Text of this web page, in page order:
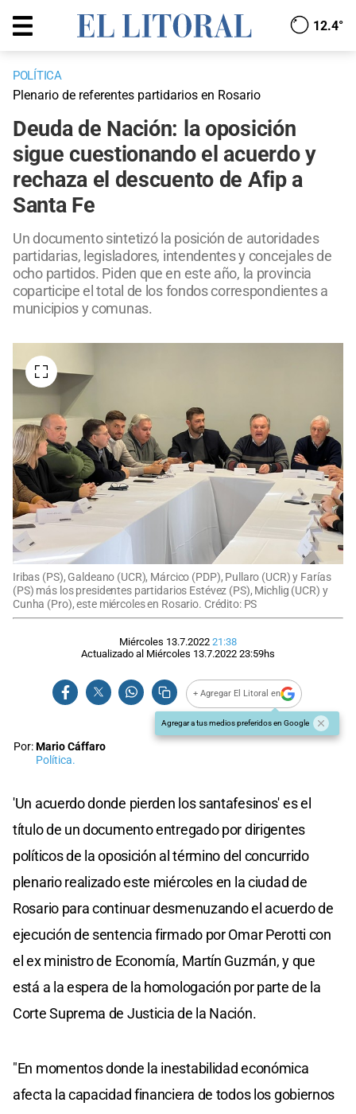
12.4°
POLÍTICA
Plenario de referentes partidarios en Rosario
Deuda de Nación: la oposición
sigue cuestionando el acuerdo y
rechaza el descuento de Afip a
Santa Fe
Un documento sintetizó la posición de autoridades
partidarias, legisladores, intendentes y concejales de
ocho partidos. Piden que en este año, la provincia
coparticipe el total de los fondos correspondientes a
municipios y comunas.
Iribas (PS), Galdeano (UCR), Márcico (PDP), Pullaro (UCR) y Farías
(PS) más los presidentes partidarios Estévez (PS), Michlig (UCR) y
Cunha (Pro), este miércoles en Rosario. Crédito: PS
Miércoles 13.7.2022 21:38
Actualizado al Miércoles 13.7.2022 23:59hs
+ Agregar El Litoral en
Agregar a tus medios preferidos en Google
Por:Mario Cáffaro
Política.
'Un acuerdo donde pierden los santafesinos' es el
título de un documento entregado por dirigentes
políticos de la oposición al término del concurrido
plenario realizado este miércoles en la ciudad de
Rosario para continuar desmenuzando el acuerdo de
ejecución de sentencia firmado por Omar Perotti con
el ex ministro de Economía, Martín Guzmán, y que
está a la espera de la homologación por parte de la
Corte Suprema de Justicia de la Nación.
"En momentos donde la inestabilidad económica
afecta la capacidad financiera de todos los gobiernos